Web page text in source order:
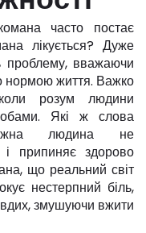
часто постає
лікується? Дуже
проблему, вважаючи
нормою життя. Важко
розум людини
Які ж слова
людина не
і припиняє здорово
що реальний світ
нестерпний біль,
змушуючи вжити